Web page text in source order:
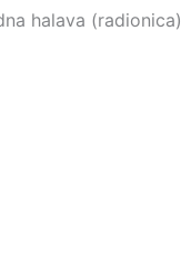
halava (radionica)